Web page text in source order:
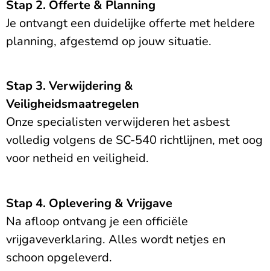
Stap 2. Offerte & Planning
Je ontvangt een duidelijke offerte met heldere
planning, afgestemd op jouw situatie.
Stap 3. Verwijdering &
Veiligheidsmaatregelen
Onze specialisten verwijderen het asbest
volledig volgens de SC-540 richtlijnen, met oog
voor netheid en veiligheid.
Stap 4. Oplevering & Vrijgave
Na afloop ontvang je een officiële
vrijgaveverklaring. Alles wordt netjes en
schoon opgeleverd.